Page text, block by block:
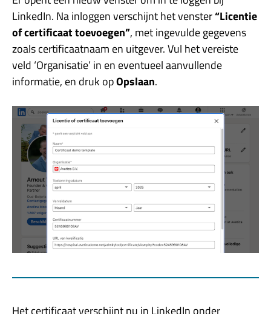
LinkedIn. Na inloggen verschijnt het venster“Licentie
of certificaat toevoegen”, met ingevulde gegevens
zoals certificaatnaam en uitgever. Vul het vereiste
veld ‘Organisatie’ in en eventueel aanvullende
informatie, en druk opOpslaan.